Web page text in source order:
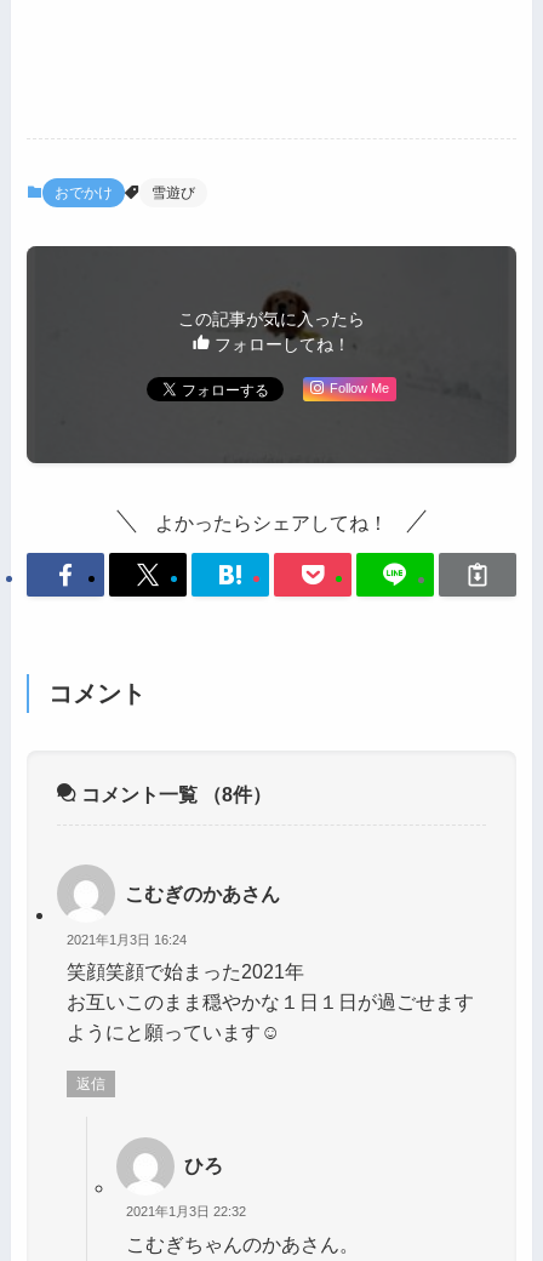
おでかけ 雪遊び
この記事が気に入ったら
フォローしてね！
Follow Me
よかったらシェアしてね！
コメント
コメント一覧 （8件）
こむぎのかあさん
2021年1月3日 16:24
笑顔笑顔で始まった2021年
お互いこのまま穏やかな１日１日が過ごせます
ようにと願っています☺
返信
ひろ
2021年1月3日 22:32
こむぎちゃんのかあさん。